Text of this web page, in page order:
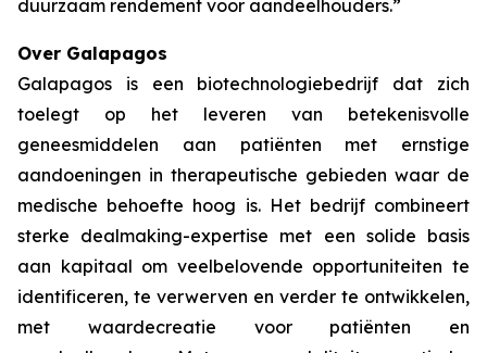
duurzaam rendement voor aandeelhouders.”
Over Galapagos
Galapagos is een biotechnologiebedrijf dat zich
toelegt op het leveren van betekenisvolle
geneesmiddelen aan patiënten met ernstige
aandoeningen in therapeutische gebieden waar de
medische behoefte hoog is. Het bedrijf combineert
sterke dealmaking-expertise met een solide basis
aan kapitaal om veelbelovende opportuniteiten te
identificeren, te verwerven en verder te ontwikkelen,
met waardecreatie voor patiënten en